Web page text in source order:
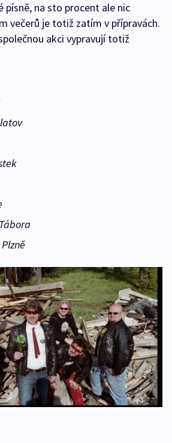
písně, na sto procent ale nic
večerů je totiž zatím v přípravách.
akci vypravují totiž